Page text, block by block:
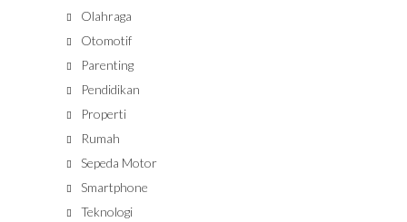
Olahraga
Otomotif
Parenting
Pendidikan
Properti
Rumah
Sepeda Motor
Smartphone
Teknologi